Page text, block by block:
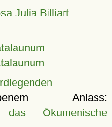
Julia Billiart
Anlass:
Ökumenische